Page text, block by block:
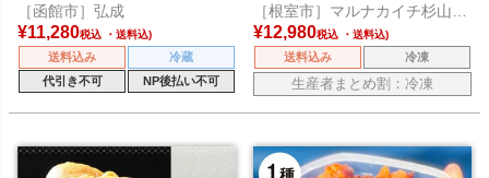
［函館市］弘成
¥11,280税込
送料込み
冷蔵
代引き不可
NP後払い不可
［根室市］マルナカイチ杉山水
産
¥12,980税込
送料込み 冷凍
生産者まとめ割：冷凍